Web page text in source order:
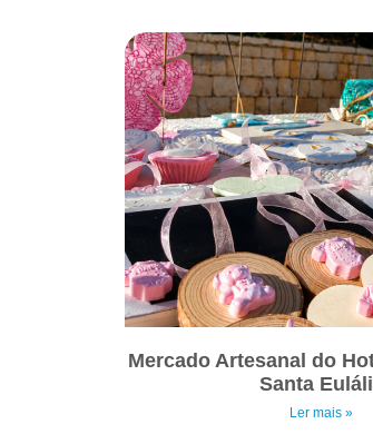
Mercado Artesanal do
Santa
Ler mais »